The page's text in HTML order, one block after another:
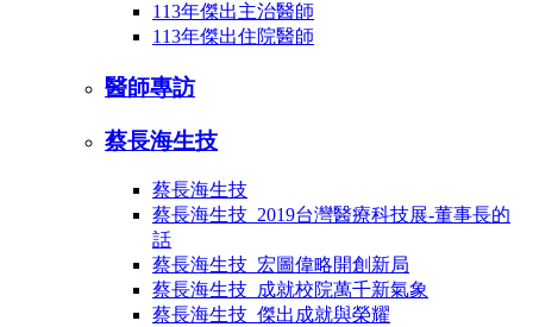
113年傑出主治醫師
113年傑出住院醫師
醫師專訪
蔡長海生技
蔡長海生技
蔡長海生技​_2019台灣醫療科技展-董事長的
話
蔡長海生技_宏圖偉略開創新局
蔡長海生技_成就校院萬千新氣象
蔡長海生技_傑出成就與榮耀